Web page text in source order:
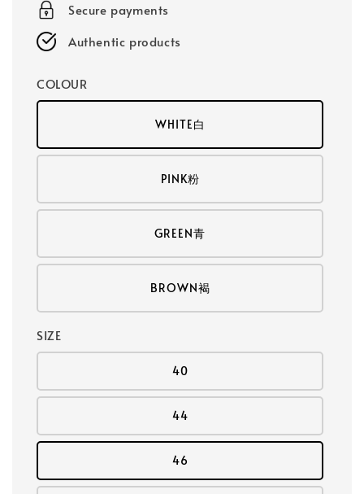
Secure payments
Authentic products
COLOUR
WHITE白
PINK粉
GREEN青
BROWN褐
SIZE
40
44
46